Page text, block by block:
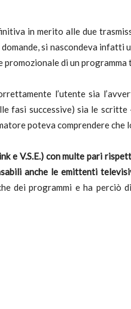
in merito alle due
si nascondeva infatti
di un
l’utente sia
fasi successive) sia le
poteva comprendere
e V.S.E.) con multe pari
anche le emittenti
dei programmi e ha perciò